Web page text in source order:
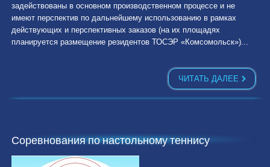
задействованы в основном производственном процессе и не
имеют перспектив по дальнейшему использованию в рамках
действующих и перспективных заказов (на их площадях
планируется размещение резидентов ТОСЭР «Комсомольск»)...
ЧИТАТЬ ДАЛЕЕ
Соревнования по настольному теннису